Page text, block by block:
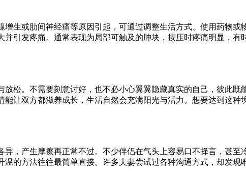
生或肋间神经痛等原因引起，可通过调整生活方式、使用药物
引发疼痛。通常表现为局部可触及的肿块，按压时疼痛明显，有
松。不需要刻意讨好，也不必小心翼翼隐藏真实的自己，彼此
让双方都滋养成长，生活自然会充满阳光与活力。想要达到这
，产生摩擦再正常不过。不少伴侣在气头上容易口不择言，甚至
的方法往往最简单直接。许多夫妻尝试过各种沟通方式，却发现